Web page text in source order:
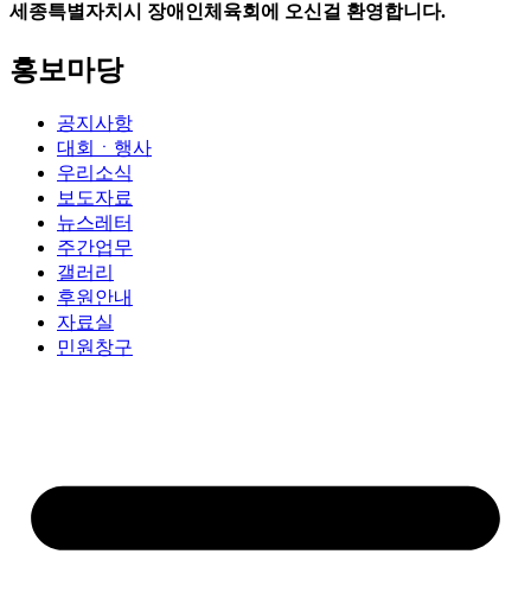
세종특별자치시 장애인체육회에 오신걸 환영합니다.
홍보마당
공지사항
대회ㆍ행사
우리소식
보도자료
뉴스레터
주간업무
갤러리
후원안내
자료실
민원창구